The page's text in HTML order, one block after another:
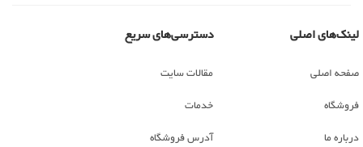
لینک‌های اصلی
صفحه اصلی
فروشگاه
درباره ما
دسترسی‌های سریع
مقالات سایت
خدمات
آدرس فروشگاه